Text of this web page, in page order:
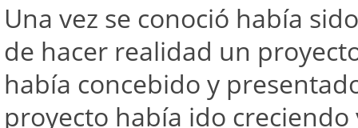
Una vez se conoció había
de hacer realidad un
había concebido y
proyecto había ido